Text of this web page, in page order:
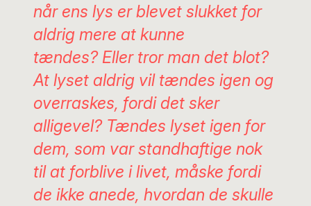
når ens lys er blevet slukket for
aldrig mere at kunne
tændes? Eller tror man det blot?
At lyset aldrig vil tændes igen og
overraskes, fordi det sker
alligevel? Tændes lyset igen for
dem, som var standhaftige nok
til at forblive i livet, måske fordi
de ikke anede, hvordan de skulle